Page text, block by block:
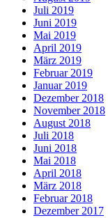
Juli 2019
Juni 2019
Mai 2019
April 2019
März 2019
Februar 2019
Januar 2019
Dezember 2018
November 2018
August 2018
Juli 2018
Juni 2018
Mai 2018
April 2018
März 2018
Februar 2018
Dezember 2017